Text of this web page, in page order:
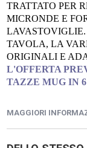
TRATTATO PER
MICRONDE E
LAVASTOVIGLIE.
TAVOLA, LA
ORIGINALI E
L'OFFERTA
TAZZE MUG IN
MAGGIORI